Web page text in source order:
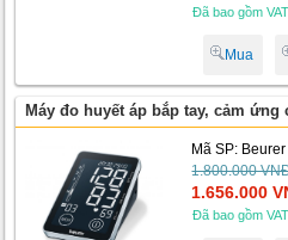
Đã bao gồm VAT
Mua
Máy đo huyết áp bắp tay, cảm ứng
Mã SP:
1.800.000
1.656.000
Đã bao gồm VAT